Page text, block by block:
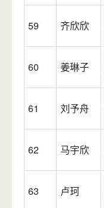
59 齐欣欣
60 姜琳子
61 刘予舟
62 马宇欣
63 卢珂